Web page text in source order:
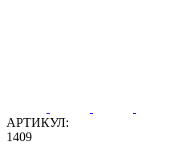
АРТИКУЛ:
1409